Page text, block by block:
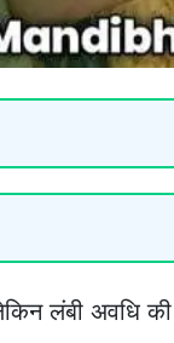
लंबी अवधि